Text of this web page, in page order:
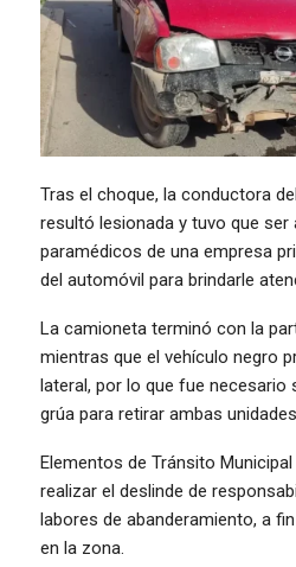
Tras el choque, la conductora
resultó lesionada y tuvo que ser
paramédicos de una empresa
del automóvil para brindarle
La camioneta terminó con la
mientras que el vehículo negro
lateral, por lo que fue necesario
grúa para retirar ambas unidades.
Elementos de Tránsito
realizar el deslinde de
labores de abanderamiento, a
en la zona.